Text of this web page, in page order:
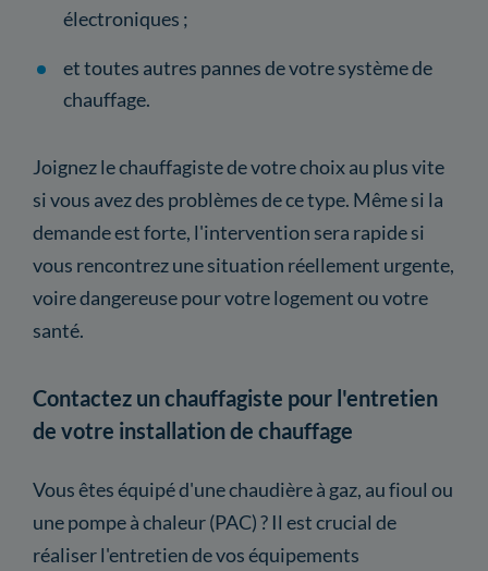
électroniques ;
et toutes autres pannes de votre système de
chauffage.
Joignez le chauffagiste de votre choix au plus vite
si vous avez des problèmes de ce type. Même si la
demande est forte, l'intervention sera rapide si
vous rencontrez une situation réellement urgente,
voire dangereuse pour votre logement ou votre
santé.
Contactez un chauffagiste pour l'entretien
de votre installation de chauffage
Vous êtes équipé d'une chaudière à gaz, au fioul ou
une pompe à chaleur (PAC) ? Il est crucial de
réaliser l'entretien de vos équipements